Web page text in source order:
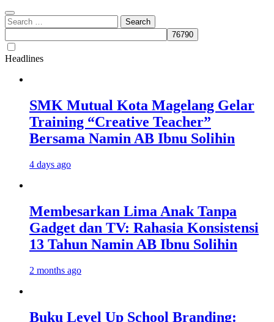
Search
for:
Headlines
SMK Mutual Kota Magelang Gelar
Training “Creative Teacher”
Bersama Namin AB Ibnu Solihin
4 days ago
Membesarkan Lima Anak Tanpa
Gadget dan TV: Rahasia Konsistensi
13 Tahun Namin AB Ibnu Solihin
2 months ago
Buku Level Up School Branding: